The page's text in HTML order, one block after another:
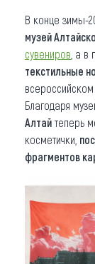
В конце зимы-
музей
сувениров , а
текстильные
Благодаря
Алтай теперь
косметички,
фрагментов